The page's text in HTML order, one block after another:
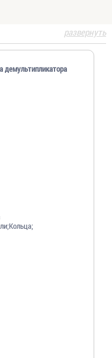
развернуть
демультипликатора